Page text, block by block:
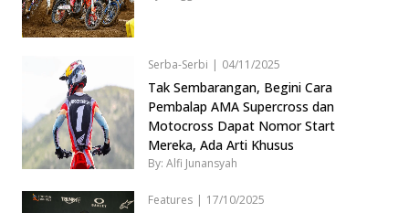
Serba-Serbi | 04/11/2025
Tak Sembarangan, Begini Cara
Pembalap AMA Supercross dan
Motocross Dapat Nomor Start
Mereka, Ada Arti Khusus
By: Alfi Junansyah
Features | 17/10/2025